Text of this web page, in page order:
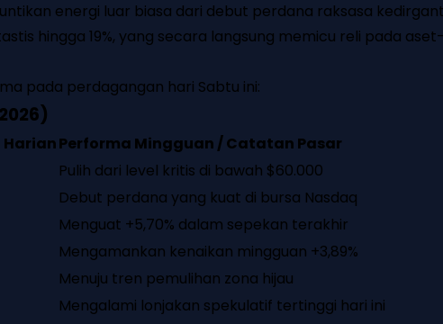
energi luar biasa dari debut perdana raksasa
hingga 19%, yang secara langsung memicu reli pada
pada perdagangan hari Sabtu ini:
HarianPerforma Mingguan / Catatan Pasar
Pulih dari level kritis di bawah $60.000
Debut perdana yang kuat di bursa Nasdaq
Menguat +5,70% dalam sepekan terakhir
Mengamankan kenaikan mingguan +3,89%
Menuju tren pemulihan zona hijau
Mengalami lonjakan spekulatif tertinggi hari ini